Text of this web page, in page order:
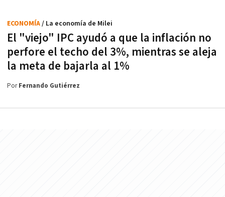
El "viejo" IPC ayudó a que la inflación no
perfore el techo del 3%, mientras se aleja
la meta de bajarla al 1%
ECONOMÍA/ La economía de Milei
PorFernando Gutiérrez